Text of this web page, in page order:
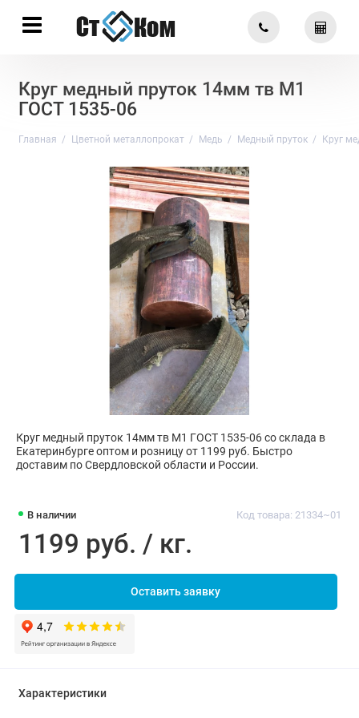
Круг медный пруток 14мм тв М1
ГОСТ 1535-06
Главная Цветной металлопрокат Медь Медный пруток Круг
В наличии Код товара: 21334~01
1199 руб. / кг.
Оставить заявку
Круг медный пруток 14мм тв М1 ГОСТ 1535-06 со склада в
Екатеринбурге оптом и розницу от 1199 руб. Быстро
доставим по Свердловской области и России.
Характеристики